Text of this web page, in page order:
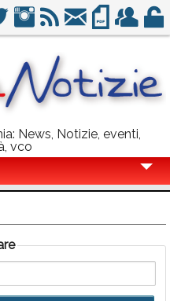
News, Notizie, eventi,
vco